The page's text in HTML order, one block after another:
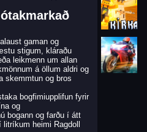
gaman og
stigum, kláraðu
leikmenn um allan
á öllum aldri og
skemmtun og bros
bogfimiupplifun fyrir
og
bogann og farðu í átt
heimi Ragdoll